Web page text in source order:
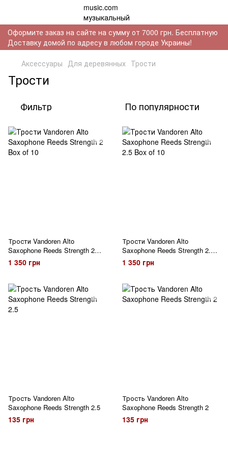
Оформите заказ на сайте на сумму от 7000 грн. Бесплатную
Доставку домой по адресу в любом городе Украины!
Аксессуары Для деревянных Трости
Трости
Фильтр По популярности
Трости Vandoren Alto
Saxophone Reeds Strength 2
Box of 10
1 350 грн
Трости Vandoren Alto
Saxophone Reeds Strength 2.5
Box of 10
1 350 грн
Трость Vandoren Alto
Saxophone Reeds Strength 2.5
135 грн
Трость Vandoren Alto
Saxophone Reeds Strength 2
135 грн